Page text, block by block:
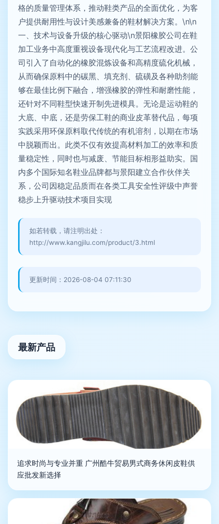
格的质量管理体系，推动鞋类产品的全面优化，为客
户提供耐用性与设计美感兼备的鞋材解决方案。\n\n
一、技术与设备升级的核心驱动\n景阳橡胶公司在鞋
加工业务中高度重视设备现代化与工艺流程改进。公
司引入了自动化的橡胶混炼设备和高精度硫化机械，
从而确保原料中的碳黑、填充剂、硫磺及各种助剂能
够在最佳比例下融合，增强橡胶的弹性和耐磨性能，
还针对不同鞋型快速开制先进模具。无论是运动鞋的
大底、中底，还是劳保工鞋的商业皮革替代品，每项
实践采用环保原料取代传统的有机溶剂，以期在市场
中脱颖而出。此类不仅有效提高材料加工的效率和质
量稳定性，同时也与减废、节能目标相形益助实。国
内多个国际知名鞋业品牌都与景阳建立合作伙伴关
系，公司因稳定品质而在各类工具安全性评级中声誉
稳步上升驱动技术项目实现
如若转载，请注明出处：
http://www.kangjilu.com/product/3.html
更新时间：2026-08-04 07:11:30
最新产品
追求时尚与专业并重 广州酷牛贸易男式商务休闲皮鞋供
应批发新选择